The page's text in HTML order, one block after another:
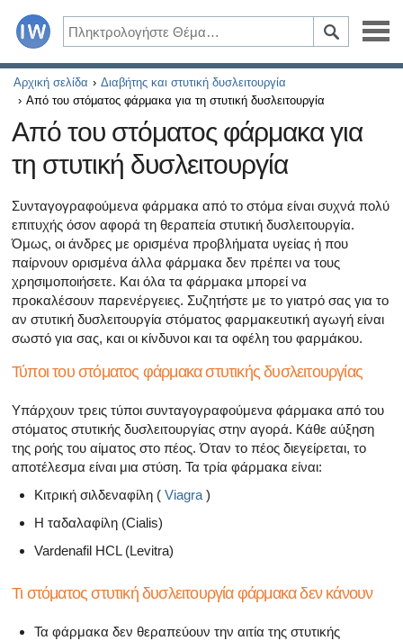
Ασθένειες
Συμπτώματα
Φάρμακα και συμπληρώματα
Υγιεινός τρόπος ζωής
Όλα τα άρθρα σχετικά με το διαβήτη και τη στυτική
Όλα τα άρθρα για τη σεξουαλική υγεία
Όλα τα άρθρα σχετικά με το διαβήτη και το ενδοκρινικό
Όλα τα άρθρα σχετικά με το πώς η καρδιά σας
Όλα τα άρθρα για το αρσενικό αναπαραγωγικό σύστημα
Όλα τα άρθρα σχετικά με την κατάθλιψη και τη στυτική
Όλα τα άρθρα για τη στυτική δυσλειτουργία
Όλα τα άρθρα για τις σχέσεις και στυτική δυσλειτουργία
Αρχική σελίδα
Διαβήτης και στυτική δυσλειτουργία
Από του στόματος φάρμακα για τη στυτική δυσλειτουργία
Από του στόματος φάρμακα για
τη στυτική δυσλειτουργία
Συνταγογραφούμενα φάρμακα από το στόμα είναι συχνά πολύ
επιτυχής όσον αφορά τη θεραπεία στυτική δυσλειτουργία.
Όμως, οι άνδρες με ορισμένα προβλήματα υγείας ή που
παίρνουν ορισμένα άλλα φάρμακα δεν πρέπει να τους
χρησιμοποιήσετε. Και όλα τα φάρμακα μπορεί να
προκαλέσουν παρενέργειες. Συζητήστε με το γιατρό σας για το
αν στυτική δυσλειτουργία στόματος φαρμακευτική αγωγή είναι
σωστό για σας, και οι κίνδυνοι και τα οφέλη του φαρμάκου.
Τύποι του στόματος φάρμακα στυτικής δυσλειτουργίας
Υπάρχουν τρεις τύποι συνταγογραφούμενα φάρμακα από του
στόματος στυτικής δυσλειτουργίας στην αγορά. Κάθε αύξηση
της ροής του αίματος στο πέος. Όταν το πέος διεγείρεται, το
αποτέλεσμα είναι μια στύση. Τα τρία φάρμακα είναι:
Κιτρική σιλδεναφίλη ( Viagra )
Η ταδαλαφίλη (Cialis)
Vardenafil HCL (Levitra)
Τι στόματος στυτική δυσλειτουργία φάρμακα δεν κάνουν
Τα φάρμακα δεν θεραπεύουν την αιτία της στυτικής